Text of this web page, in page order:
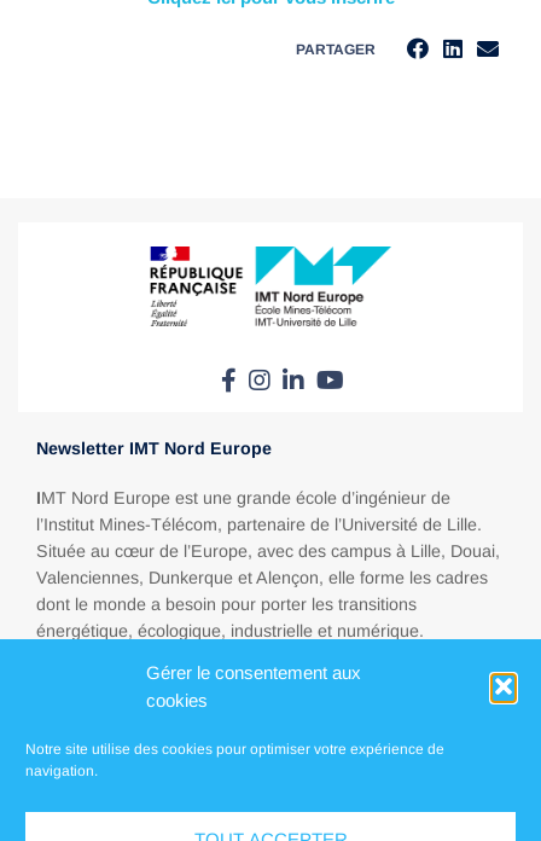
Gérer le consentement aux
cookies
Notre site utilise des cookies pour optimiser votre expérience de
navigation.
PARTAGER
Newsletter IMT Nord Europe
IMT Nord Europe est une grande école d’ingénieur de
l’Institut Mines-Télécom, partenaire de l’Université de Lille.
Située au cœur de l’Europe, avec des campus à Lille, Douai,
Valenciennes, Dunkerque et Alençon, elle forme les cadres
dont le monde a besoin pour porter les transitions
énergétique, écologique, industrielle et numérique.
FAQ